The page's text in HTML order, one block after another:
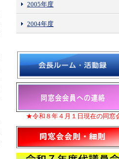
2005年度
2004年度
★令和８年４月１日現在の同窓会